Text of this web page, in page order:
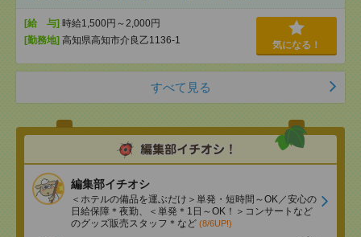
[給 与] 時給1,500円～2,000円
[勤務地] 高知県高知市介良乙1136-1 気になる！
すべて見る
編集部イチオシ
＜ホテルの備品を運ぶだけ＞単発・短時間～OK／安心の
日給保障＊夜勤、＜単発＊1日～OK！＞コンサートなど
のグッズ販売スタッフ＊など (8/6UP!)